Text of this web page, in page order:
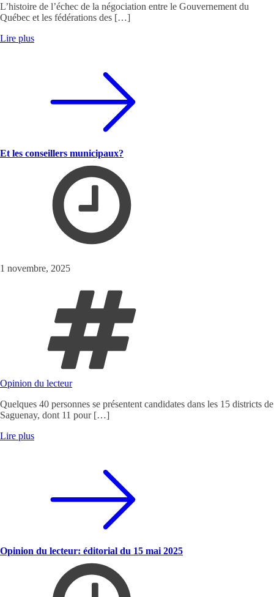
L’histoire de l’échec de la négociation entre le Gouvernement du
Québec et les fédérations des […]
Lire plus
Et les conseillers municipaux?
1 novembre, 2025
Opinion du lecteur
Quelques 40 personnes se présentent candidates dans les 15 districts de
Saguenay, dont 11 pour […]
Lire plus
Opinion du lecteur: éditorial du 15 mai 2025